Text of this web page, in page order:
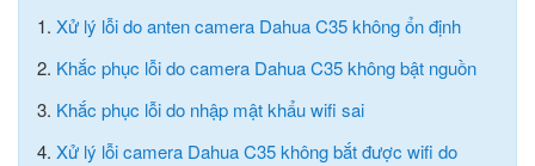
1. Xử lý lỗi do anten camera Dahua C35 không ổn định
2. Khắc phục lỗi do camera Dahua C35 không bật nguồn
3. Khắc phục lỗi do nhập mật khẩu wifi sai
4. Xử lý lỗi camera Dahua C35 không bắt được wifi do